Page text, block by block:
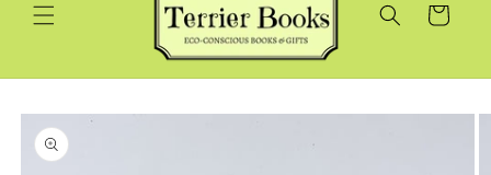
Cart
Skip to
product
information